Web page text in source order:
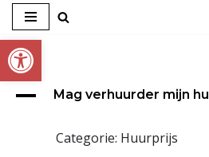
Toolbar openen
Ga
naar
de
A Mag verhuurder mijn
Categorie: Huurprijs